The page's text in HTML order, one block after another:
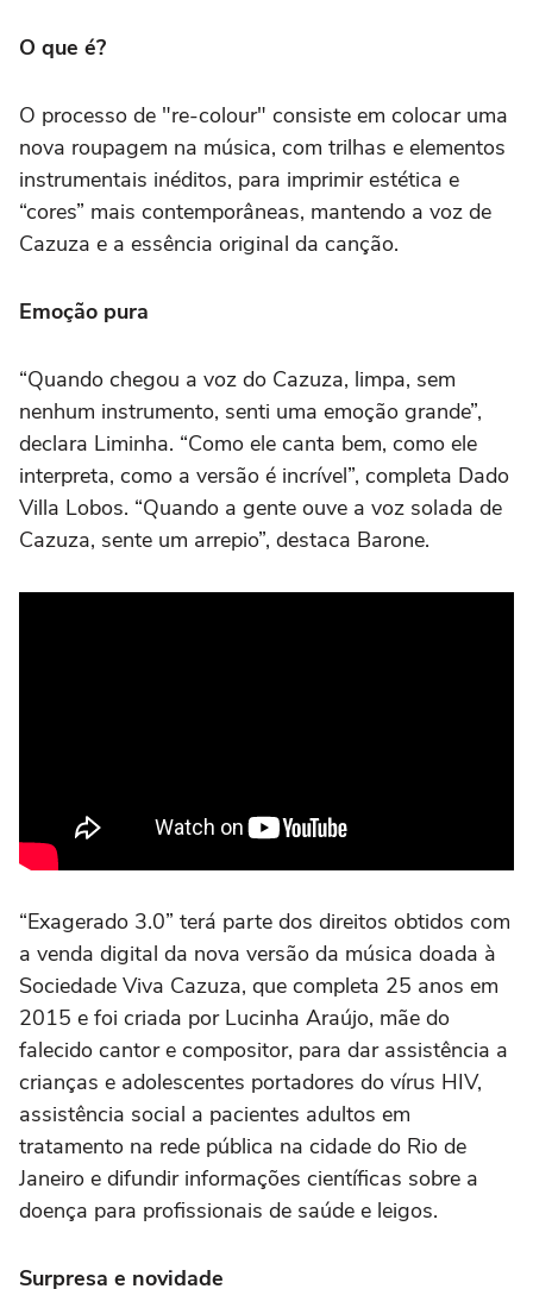
O que é?
O processo de "re-colour" consiste em colocar uma
nova roupagem na música, com trilhas e elementos
instrumentais inéditos, para imprimir estética e
“cores” mais contemporâneas, mantendo a voz de
Cazuza e a essência original da canção.
Emoção pura
“Quando chegou a voz do Cazuza, limpa, sem
nenhum instrumento, senti uma emoção grande”,
declara Liminha. “Como ele canta bem, como ele
interpreta, como a versão é incrível”, completa Dado
Villa Lobos. “Quando a gente ouve a voz solada de
Cazuza, sente um arrepio”, destaca Barone.
“Exagerado 3.0” terá parte dos direitos obtidos com
a venda digital da nova versão da música doada à
Sociedade Viva Cazuza, que completa 25 anos em
2015 e foi criada por Lucinha Araújo, mãe do
falecido cantor e compositor, para dar assistência a
crianças e adolescentes portadores do vírus HIV,
assistência social a pacientes adultos em
tratamento na rede pública na cidade do Rio de
Janeiro e difundir informações científicas sobre a
doença para profissionais de saúde e leigos.
Surpresa e novidade